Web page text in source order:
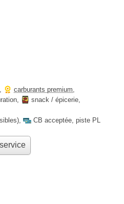
, carburants premium,
, snack / épicerie,
, CB acceptée, piste PL